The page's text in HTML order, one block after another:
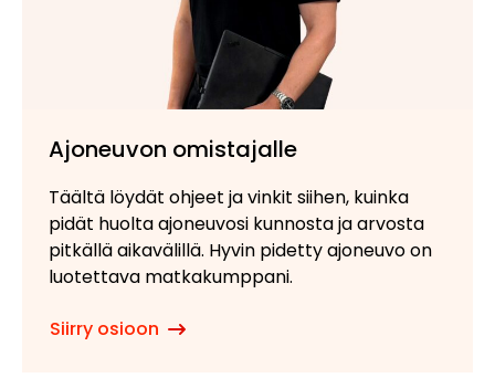
Ajoneuvon omistajalle
Täältä löydät ohjeet ja vinkit siihen, kuinka
pidät huolta ajoneuvosi kunnosta ja arvosta
pitkällä aikavälillä. Hyvin pidetty ajoneuvo on
luotettava matkakumppani.
Siirry osioon